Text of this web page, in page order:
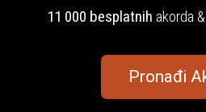
11 000 besplatnih akorda
Pronađi